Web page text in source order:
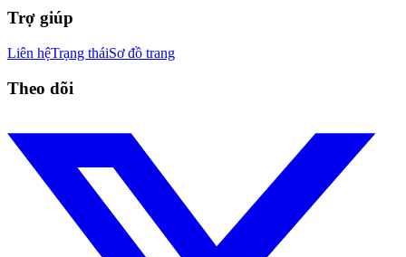
Trợ giúp
Liên hệTrạng tháiSơ đồ trang
Theo dõi